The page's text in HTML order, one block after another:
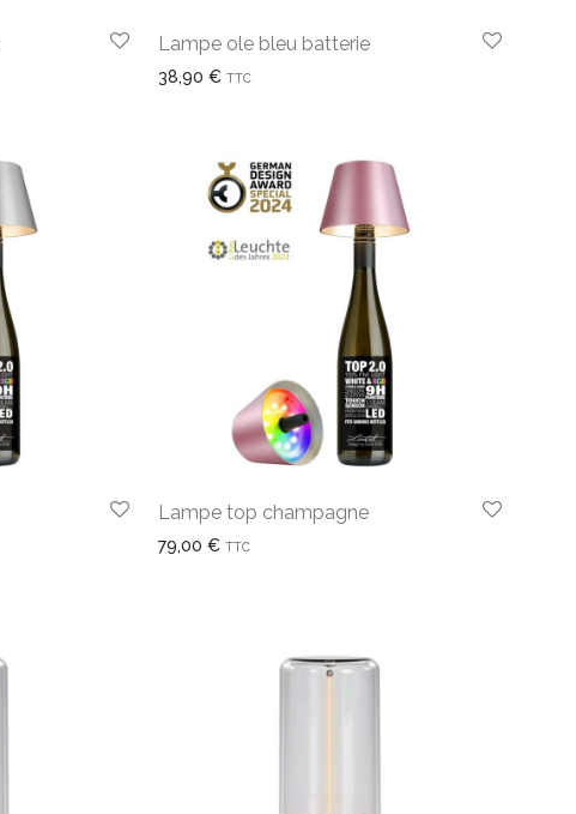
Lampe ole bleu batterie
38,90 € TTC
Lampe top champagne
79,00 € TTC